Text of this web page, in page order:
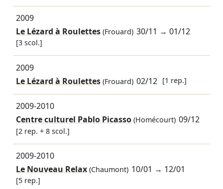
2009
Le Lézard à Roulettes(Frouard) 30/11 →01/12
[3 scol.]
2009
Le Lézard à Roulettes(Frouard) 02/12 [1 rep.]
2009-2010
Centre culturel Pablo Picasso(Homécourt) 09/12
[2 rep. + 8 scol.]
2009-2010
Le Nouveau Relax(Chaumont) 10/01 → 12/01
[5 rep.]